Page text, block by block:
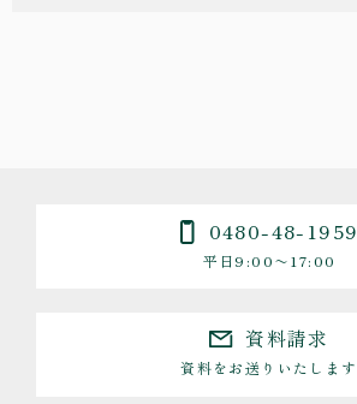
0480-48-1959
平日9:00〜17:00
資料請求
資料をお送りいたします